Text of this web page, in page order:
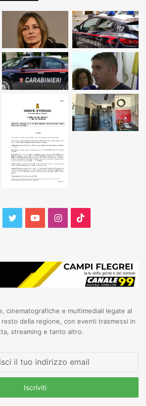
TwitterYouTubeInstagram
cinematografiche e multimediali legate al
della regione, con eventi trasmessi in
streaming e tanto altro.